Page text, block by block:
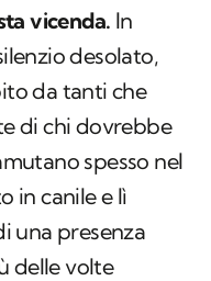
vicenda. In
desolato,
da tanti che
di chi dovrebbe
spesso nel
in canile e lì
una presenza
delle volte